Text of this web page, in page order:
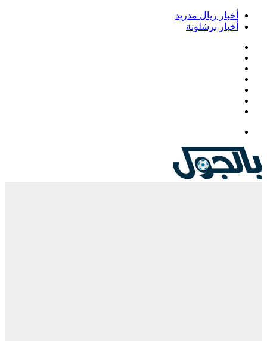
أخبار ريال مدريد
أخبار برشلونة